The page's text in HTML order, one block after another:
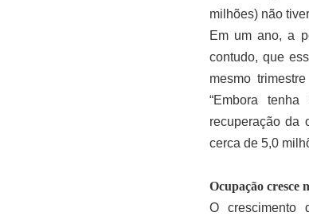
milhões) não
Em um ano, a
contudo, que
mesmo
“Embora
recuperação da
cerca de 5,0
Ocupação cresce
O crescimento